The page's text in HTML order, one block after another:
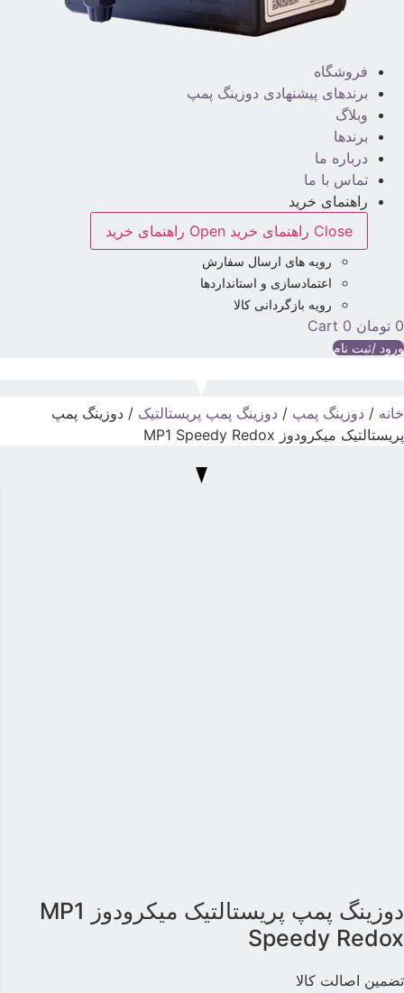
فروشگاه
برندهای پیشنهادی دوزینگ پمپ
وبلاگ
برندها
درباره ما
تماس با ما
راهنمای خرید
Close راهنمای خرید
Open راهنمای خرید
رویه های ارسال سفارش
اعتمادسازی و استانداردها
رویه بازگردانی کالا
0 تومان 0
Cart
ورود /ثبت نام
خانه / دوزینگ پمپ / دوزینگ پمپ پریستالتیک / دوزینگ پمپ
پریستالتیک میکرودوز MP1 Speedy Redox
دوزینگ پمپ پریستالتیک میکرودوز MP1
Speedy Redox
تضمین اصالت کالا